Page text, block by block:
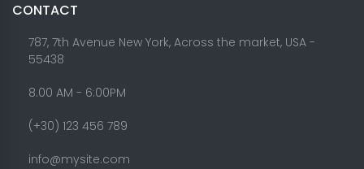
CONTACT
787, 7th Avenue New York, Across the market, USA -
55438
8.00 AM - 6:00PM
(+30) 123 456 789
info@mysite.com